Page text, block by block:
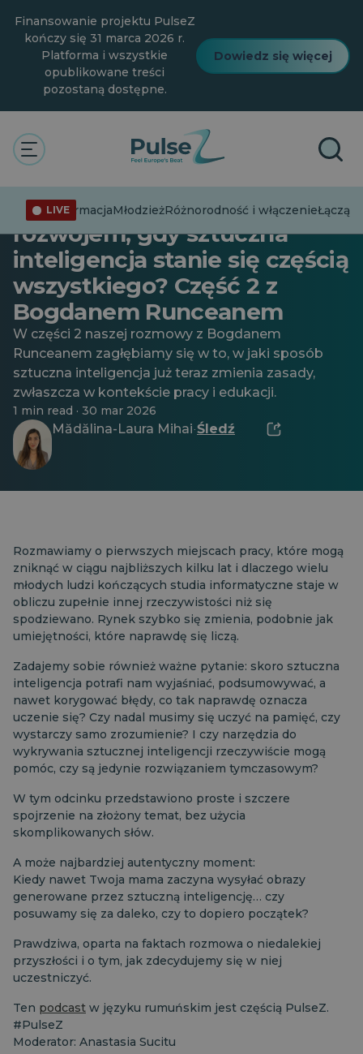
głównej
Finansowanie projektu PulseZ
kończy się 31 marca 2026 r.
Platforma i wszystkie
opublikowane treści
pozostaną dostępne.
Dowiedz się więcej
LIVE
DezinformacjaMłodzieżRóżnorodność i włączenieŁącząc
Młodzież Technologia
PulseZ | Odc. 27: Co się stanie
z pracą, nauką i naszym
rozwojem, gdy sztuczna
inteligencja stanie się częścią
wszystkiego? Część 2 z
Bogdanem Runceanem
W części 2 naszej rozmowy z Bogdanem
Runceanem zagłębiamy się w to, w jaki sposób
sztuczna inteligencja już teraz zmienia zasady,
zwłaszcza w kontekście pracy i edukacji.
1 min read · 30 mar 2026
Mădălina-Laura Mihai·Śledź
Rozmawiamy o pierwszych miejscach pracy, które mogą
zniknąć w ciągu najbliższych kilku lat i dlaczego wielu
młodych ludzi kończących studia informatyczne staje w
obliczu zupełnie innej rzeczywistości niż się
spodziewano. Rynek szybko się zmienia, podobnie jak
umiejętności, które naprawdę się liczą.
Zadajemy sobie również ważne pytanie: skoro sztuczna
inteligencja potrafi nam wyjaśniać, podsumowywać, a
nawet korygować błędy, co tak naprawdę oznacza
uczenie się? Czy nadal musimy się uczyć na pamięć, czy
wystarczy samo zrozumienie? I czy narzędzia do
wykrywania sztucznej inteligencji rzeczywiście mogą
pomóc, czy są jedynie rozwiązaniem tymczasowym?
W tym odcinku przedstawiono proste i szczere
spojrzenie na złożony temat, bez użycia
skomplikowanych słów.
A może najbardziej autentyczny moment:
Kiedy nawet Twoja mama zaczyna wysyłać obrazy
generowane przez sztuczną inteligencję… czy
posuwamy się za daleko, czy to dopiero początek?
Prawdziwa, oparta na faktach rozmowa o niedalekiej
przyszłości i o tym, jak zdecydujemy się w niej
uczestniczyć.
Ten podcast w języku rumuńskim jest częścią PulseZ.
#PulseZ
Moderator: Anastasia Sucitu